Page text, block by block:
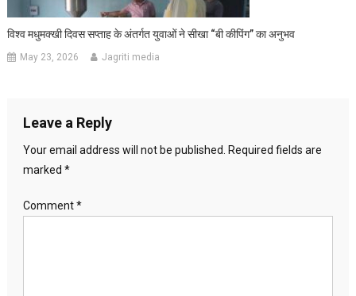
विश्व मधुमक्खी दिवस सप्ताह के अंतर्गत युवाओं ने सीखा “बी कीपिंग” का अनुभव
May 23, 2026 Jagriti media
Leave a Reply
Your email address will not be published.
Required fields are
marked *
Comment*